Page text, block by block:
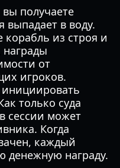
получаете
выпадает в воду.
из строя и
награды
от
игроков.
только суда
сессии может
Когда
каждый
денежную награду.